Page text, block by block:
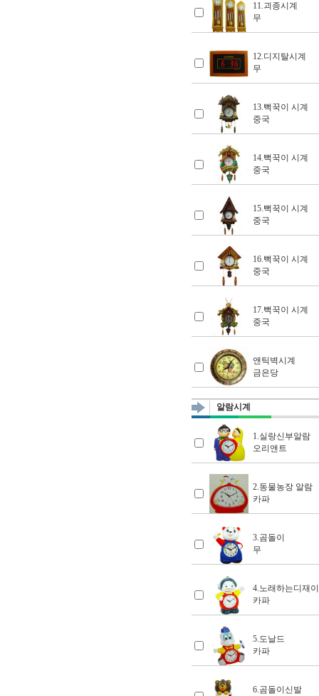
11.괴종시계
무
12.디지탈시계
무
13.뻑꾹이 시계
중국
14.뻑꾹이 시계
중국
15.뻑꾹이 시계
중국
16.뻑꾹이 시계
중국
17.뻑꾹이 시계
중국
앤틱벽시계
금은당
알람시계
1.실랑신부알람
오리앤트
2.동물농장 알람
카파
3.곰돌이
무
4.노래하는디재이
카파
5.도날드
카파
6.곰돌이신발